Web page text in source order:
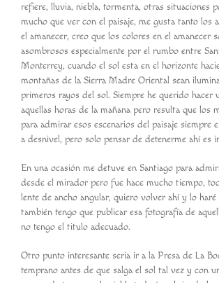
refiere, lluvia, niebla, tormenta, otras situaciones
mucho que ver con el paisaje, me gusta tanto los
el amanecer, creo que los colores en el amanecer
asombrosos especialmente por el rumbo entre
Monterrey, cuando el sol esta en el horizonte
montañas de la Sierra Madre Oriental sean
primeros rayos del sol. Siempre he querido hacer
aquellas horas de la mañana pero resulta que los
para admirar esos escenarios del paisaje siempre
a desnivel, pero solo pensar de detenerme ahí es
En una ocasión me detuve en Santiago para
desde el mirador pero fue hace mucho tiempo,
lente de ancho angular, quiero volver ahí y lo
también tengo que publicar esa fotografía de
no tengo el titulo adecuado.
Otro punto interesante seria ir a la Presa de La
temprano antes de que salga el sol tal vez y con